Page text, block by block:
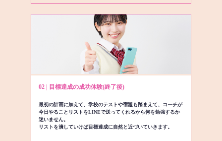
02 | 目標達成の成功体験(終了後)
最初の計画に加えて、学校のテストや宿題も踏まえて、コーチが
今日やることリストをLINEで送ってくれるから何を勉強するか
迷いません。
リストを潰していけば目標達成に自然と近づいていきます。